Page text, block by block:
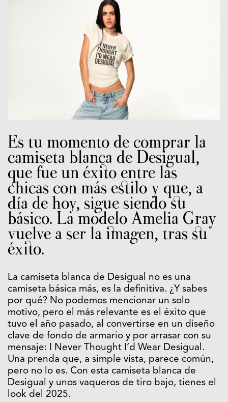
Es tu momento de comprar la
camiseta blanca de Desigual,
que fue un éxito entre las
chicas con más estilo y que, a
día de hoy, sigue siendo su
básico. La modelo Amelia Gray
vuelve a ser la imagen, tras su
éxito.
La camiseta blanca de Desigual no es una
camiseta básica más, es la definitiva. ¿Y sabes
por qué? No podemos mencionar un solo
motivo, pero el más relevante es el éxito que
tuvo el año pasado, al convertirse en un diseño
clave de fondo de armario y por arrasar con su
mensaje: I Never Thought I’d Wear Desigual.
Una prenda que, a simple vista, parece común,
pero no lo es. Con esta camiseta blanca de
Desigual y unos vaqueros de tiro bajo, tienes el
look del 2025.